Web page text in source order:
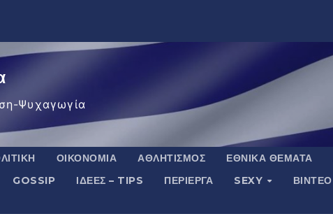
Ψυχαγωγία
ΟΙΚΟΝΟΜΊΑ ΑΘΛΗΤΙΣΜΌΣ ΕΘΝΙΚΆ ΘΈΜΑΤΑ
GOSSIP ΙΔΈΕΣ – TIPS ΠΕΡΊΕΡΓΑ SEXY ΒΙΝΤΕΟ